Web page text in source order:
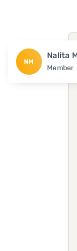
NM
Nalita
Member